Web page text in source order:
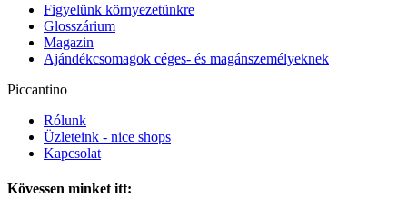
Figyelünk környezetünkre
Glosszárium
Magazin
Ajándékcsomagok céges- és magánszemélyeknek
Piccantino
Rólunk
Üzleteink - nice shops
Kapcsolat
Kövessen minket itt: